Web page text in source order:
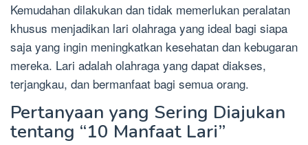
Kemudahan dilakukan dan tidak memerlukan peralatan
khusus menjadikan lari olahraga yang ideal bagi siapa
saja yang ingin meningkatkan kesehatan dan kebugaran
mereka. Lari adalah olahraga yang dapat diakses,
terjangkau, dan bermanfaat bagi semua orang.
Pertanyaan yang Sering Diajukan
tentang “10 Manfaat Lari”